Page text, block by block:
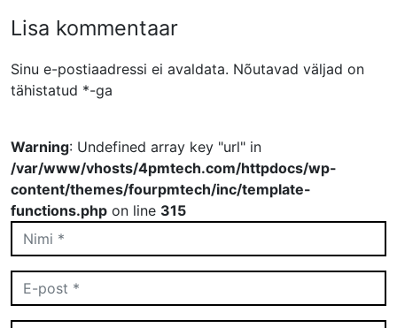
Lisa kommentaar
Sinu e-postiaadressi ei avaldata. Nõutavad väljad on
tähistatud *-ga
Warning: Undefined array key "url" in
/var/www/vhosts/4pmtech.com/httpdocs/wp-
content/themes/fourpmtech/inc/template-
functions.php on line 315